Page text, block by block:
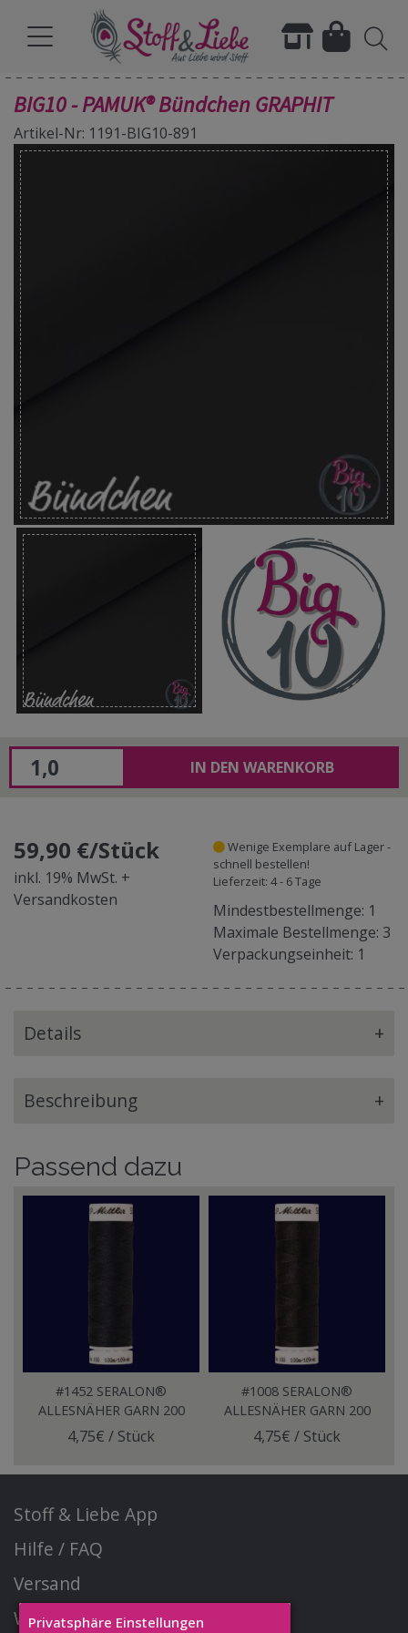
Privatsphäre Einstellungen
BIG10 - PAMUK® Bündchen GRAPHIT
Artikel-Nr: 1191-BIG10-891
IN DEN WARENKORB
59,90 €/Stück
inkl. 19% MwSt. +
Versandkosten
Wenige Exemplare auf Lager -
schnell bestellen!
Lieferzeit: 4 - 6 Tage
Mindestbestellmenge: 1
Maximale Bestellmenge: 3
Verpackungseinheit: 1
Details +
Beschreibung +
Passend dazu
#1452 SERALON®
ALLESNÄHER GARN 200
Meter DARK PEWTER
4,75€ / Stück
#1008 SERALON®
ALLESNÄHER GARN 200
Meter PLUMB GRAY
4,75€ / Stück
Stoff & Liebe App
Hilfe / FAQ
Versand
Widerrufsrecht